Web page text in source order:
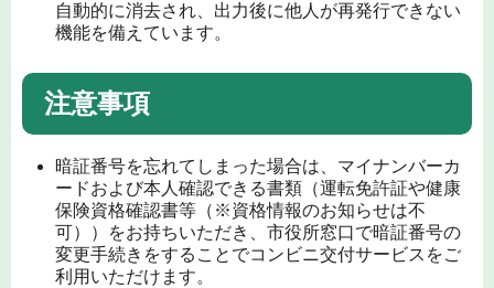
自動的に消去され、出力後に他人が再発行できない
機能を備えています。
注意事項
暗証番号を忘れてしまった場合は、マイナンバーカ
ードおよび本人確認できる書類（運転免許証や健康
保険資格確認書等（※資格情報のお知らせは不
可））をお持ちいただき、市役所窓口で暗証番号の
変更手続きをすることでコンビニ交付サービスをご
利用いただけます。